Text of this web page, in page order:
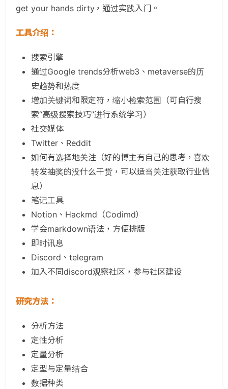
get your hands dirty，通过实践入门。
工具介绍：
搜索引擎
通过Google trends分析web3、metaverse的历
史趋势和热度
增加关键词和限定符，缩小检索范围（可自行搜
索“高级搜索技巧”进行系统学习）
社交媒体
Twitter、Reddit
如何有选择地关注（好的博主有自己的思考，喜欢
转发抽奖的没什么干货，可以适当关注获取行业信
息）
笔记工具
Notion、Hackmd（Codimd）
学会markdown语法，方便排版
即时讯息
Discord、telegram
加入不同discord观察社区，参与社区建设
研究方法：
分析方法
定性分析
定量分析
定型与定量结合
数据种类